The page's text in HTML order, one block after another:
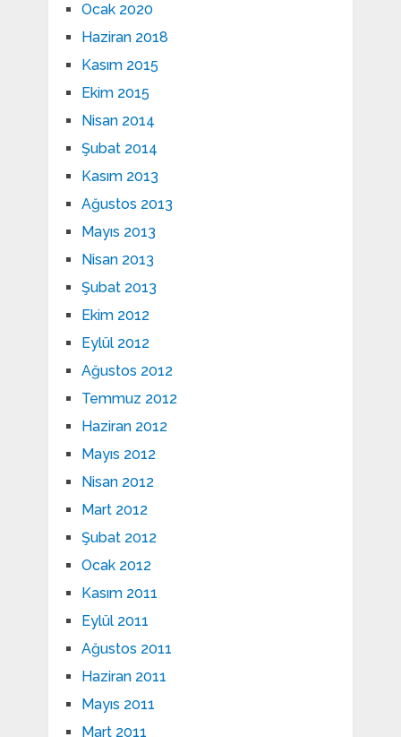
Ocak 2020
Haziran 2018
Kasım 2015
Ekim 2015
Nisan 2014
Şubat 2014
Kasım 2013
Ağustos 2013
Mayıs 2013
Nisan 2013
Şubat 2013
Ekim 2012
Eylül 2012
Ağustos 2012
Temmuz 2012
Haziran 2012
Mayıs 2012
Nisan 2012
Mart 2012
Şubat 2012
Ocak 2012
Kasım 2011
Eylül 2011
Ağustos 2011
Haziran 2011
Mayıs 2011
Mart 2011